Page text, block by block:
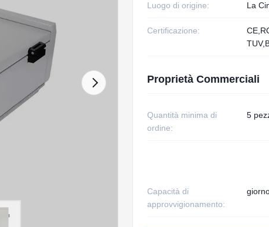
Luogo di origine: La
Certificazione:
Proprietà Commerciali
Quantità minima di
ordine:
5
Capacità di
approvvigionamento: